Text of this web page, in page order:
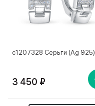
с1207328 Серьги (Ag 925)
3 450 ₽